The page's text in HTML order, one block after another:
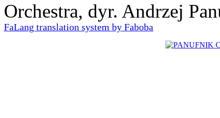
Orchestra, dyr. Andrzej
FaLang translation system by Faboba